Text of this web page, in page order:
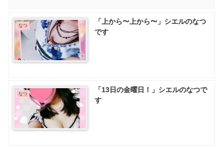
なつ
「上から〜上から〜」シエルのなつ
です
なつ
「13日の金曜日！」シエルのなつで
す